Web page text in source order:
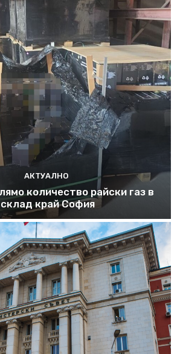
АКТУАЛНО
количество райски газ в
склад край София